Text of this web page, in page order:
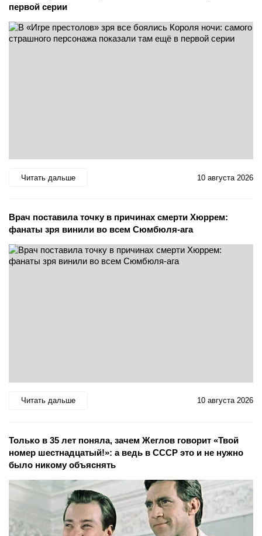
первой серии
Читать дальше 10 августа 2026
Врач поставила точку в причинах смерти Хюррем:
фанаты зря винили во всем Сюмбюля-ага
Читать дальше 10 августа 2026
Только в 35 лет поняла, зачем Жеглов говорит «Твой
номер шестнадцатый!»: а ведь в СССР это и не нужно
было никому объяснять